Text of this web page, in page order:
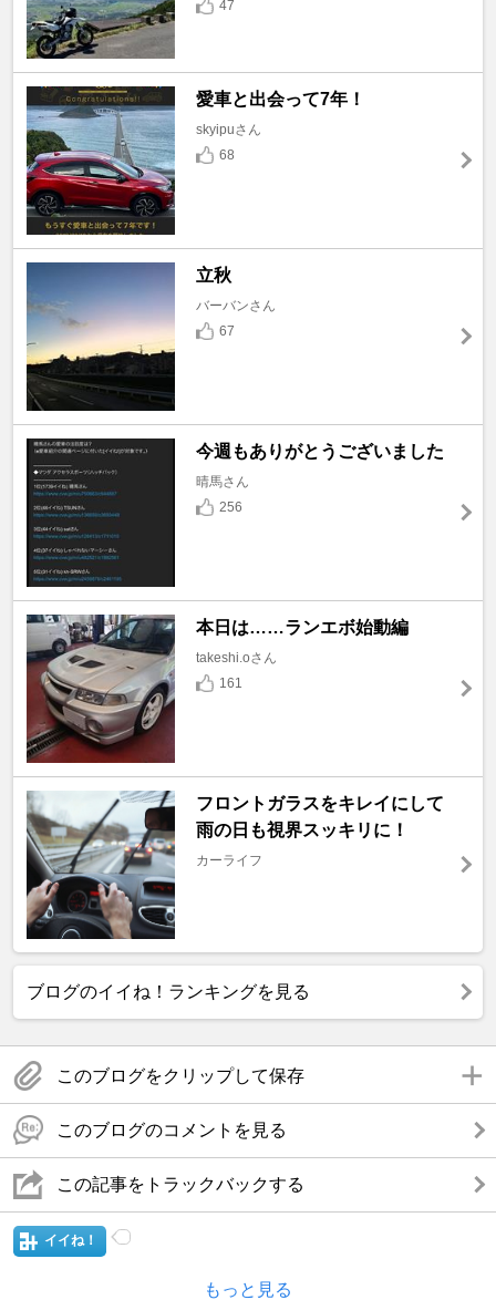
47
愛車と出会って7年！
skyipuさん
68
立秋
バーバンさん
67
今週もありがとうございました
晴馬さん
256
本日は……ランエボ始動編
takeshi.oさん
161
フロントガラスをキレイにして
雨の日も視界スッキリに！
カーライフ
ブログのイイね！ランキングを見る
このブログをクリップして保存
このブログのコメントを見る
この記事をトラックバックする
イイね！
もっと見る